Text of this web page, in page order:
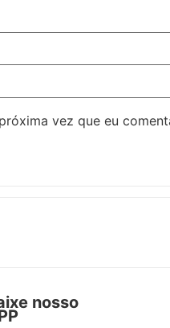
vez que eu
nosso